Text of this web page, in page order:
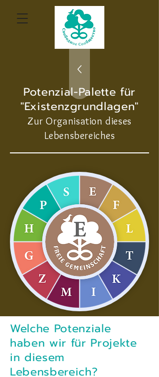
Potenzial-Palette für
"Existenzgrundlagen"
Zur Organisation dieses
Lebensbereiches
Welche Potenziale
haben wir für Projekte
in diesem
Lebensbereich?